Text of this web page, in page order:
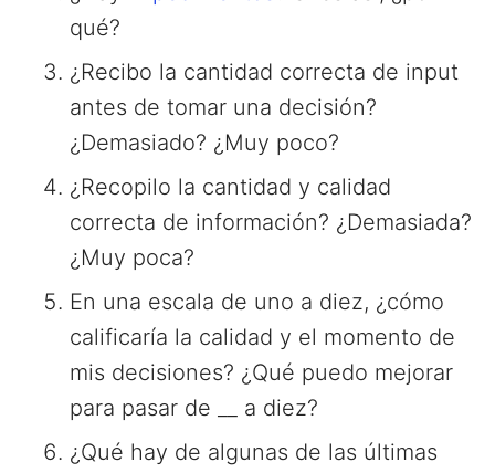
qué?
¿Recibo la cantidad correcta de input
antes de tomar una decisión?
¿Demasiado? ¿Muy poco?
¿Recopilo la cantidad y calidad
correcta de información? ¿Demasiada?
¿Muy poca?
En una escala de uno a diez, ¿cómo
calificaría la calidad y el momento de
mis decisiones? ¿Qué puedo mejorar
para pasar de __ a diez?
¿Qué hay de algunas de las últimas